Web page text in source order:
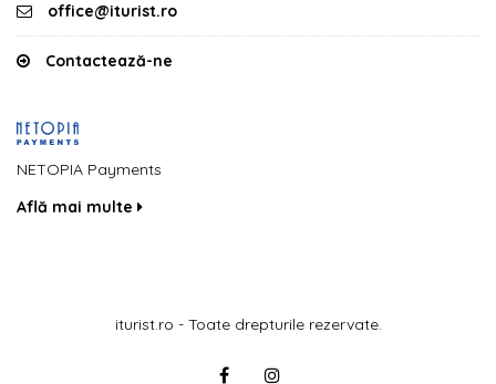
office@iturist.ro
Contactează-ne
NETOPIA Payments
Află mai multe
iturist.ro - Toate drepturile rezervate.